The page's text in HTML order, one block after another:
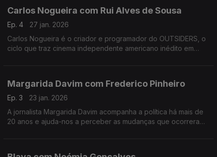
Carlos Nogueira com Rui Alves de Sousa
Ep. 4
27 jan. 2026
Carlos Nogueira é o criador e programador do OUTSIDERS, o
ciclo que traz cinema independente americano inédito em
Margarida Davim com Frederico Pinheiro
Ep. 3
23 jan. 2026
A jornalista Margarida Davim acompanha a política há mais de
20 anos e ajuda-nos a perceber as mudanças que ocorreram